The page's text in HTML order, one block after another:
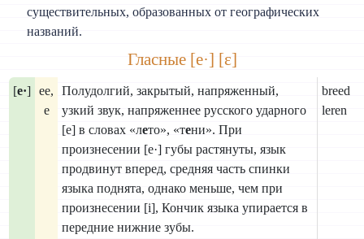
существительных, образованных от географических
названий.
Гласные [е·] [ɛ]
[е·]
ee,
e
Полудолгий, закрытый, напряженный,
узкий звук, напряженнее русского ударного
[е] в словах «лето», «тени». При
произнесении [е·] губы растянуты, язык
продвинут вперед, средняя часть спинки
языка поднята, однако меньше, чем при
произнесении [i], Кончик языка упирается в
передние нижние зубы.
breed
leren